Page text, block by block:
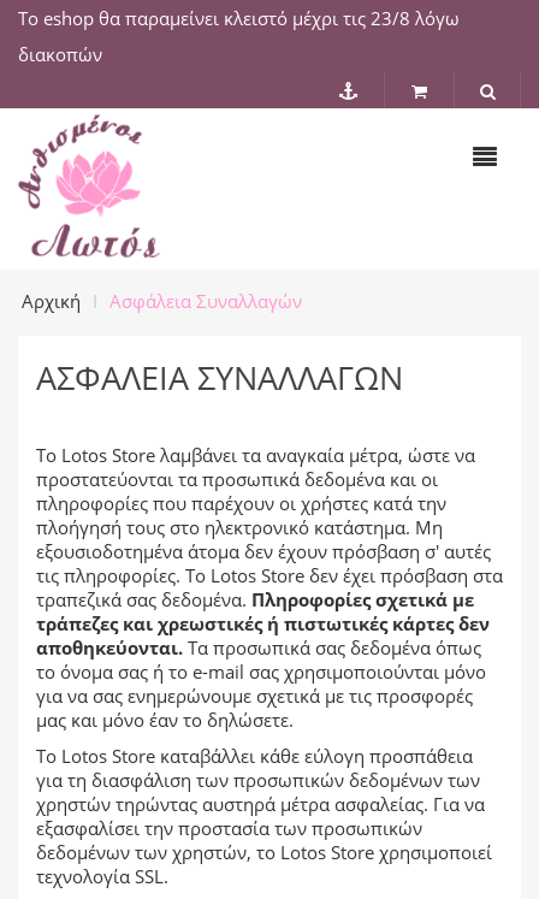
Το eshop θα παραμείνει κλειστό μέχρι τις 23/8 λόγω
διακοπών
Αρχική Ασφάλεια Συναλλαγών
ΑΣΦΆΛΕΙΑ ΣΥΝΑΛΛΑΓΏΝ
Το Lotos Store λαμβάνει τα αναγκαία μέτρα, ώστε να
προστατεύονται τα προσωπικά δεδομένα και οι
πληροφορίες που παρέχουν οι χρήστες κατά την
πλοήγησή τους στο ηλεκτρονικό κατάστημα. Μη
εξουσιοδοτημένα άτομα δεν έχουν πρόσβαση σ' αυτές
τις πληροφορίες. Το Lotos Store δεν έχει πρόσβαση στα
τραπεζικά σας δεδομένα. Πληροφορίες σχετικά με
τράπεζες και χρεωστικές ή πιστωτικές κάρτες δεν
αποθηκεύονται. Τα προσωπικά σας δεδομένα όπως
το όνομα σας ή το e-mail σας χρησιμοποιούνται μόνο
για να σας ενημερώνουμε σχετικά με τις προσφορές
μας και μόνο έαν το δηλώσετε.
Το Lotos Store καταβάλλει κάθε εύλογη προσπάθεια
για τη διασφάλιση των προσωπικών δεδομένων των
χρηστών τηρώντας αυστηρά μέτρα ασφαλείας. Για να
εξασφαλίσει την προστασία των προσωπικών
δεδομένων των χρηστών, το Lotos Store χρησιμοποιεί
τεχνολογία SSL.